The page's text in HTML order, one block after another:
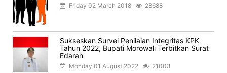
Friday 02 March 2018 28688
Sukseskan Survei Penilaian Integritas KPK
Tahun 2022, Bupati Morowali Terbitkan Surat
Edaran
Monday 01 August 2022 21003